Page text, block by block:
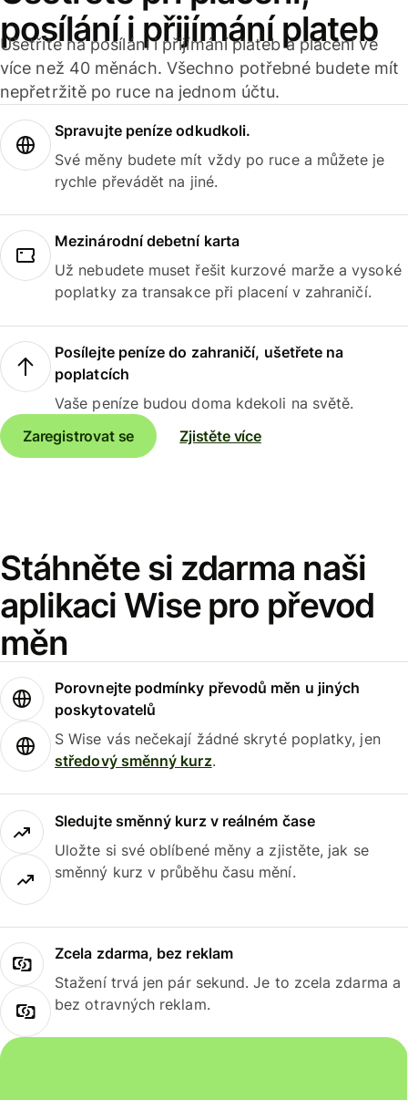
posílání i přijímání plateb
Ušetříte na posílání i přijímání plateb a placení ve
více než 40 měnách. Všechno potřebné budete mít
nepřetržitě po ruce na jednom účtu.
Spravujte peníze odkudkoli.
Své měny budete mít vždy po ruce a můžete je
rychle převádět na jiné.
Mezinárodní debetní karta
Už nebudete muset řešit kurzové marže a vysoké
poplatky za transakce při placení v zahraničí.
Posílejte peníze do zahraničí, ušetřete na
poplatcích
Vaše peníze budou doma kdekoli na světě.
Zaregistrovat se
Zjistěte více
Stáhněte si zdarma naši
aplikaci Wise pro převod
měn
Porovnejte podmínky převodů měn u jiných
poskytovatelů
S Wise vás nečekají žádné skryté poplatky, jen
středový směnný kurz.
Sledujte směnný kurz v reálném čase
Uložte si své oblíbené měny a zjistěte, jak se
směnný kurz v průběhu času mění.
Zcela zdarma, bez reklam
Stažení trvá jen pár sekund. Je to zcela zdarma a
bez otravných reklam.